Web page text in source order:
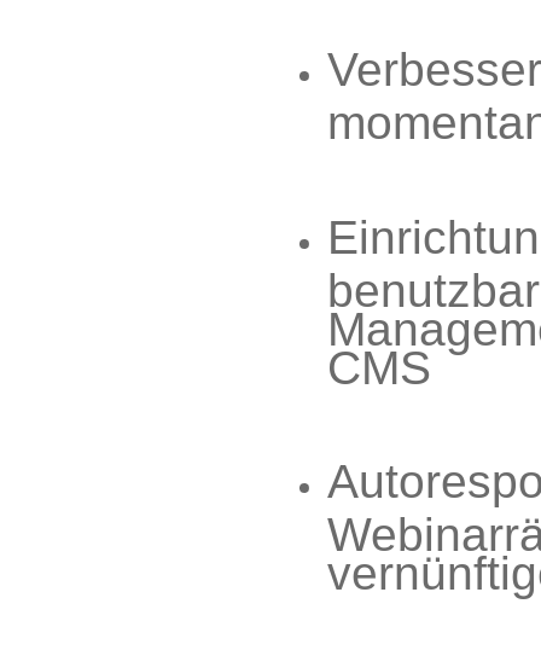
CMS